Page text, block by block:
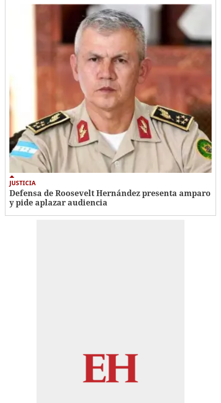
JUSTICIA
Defensa de Roosevelt Hernández presenta amparo
y pide aplazar audiencia